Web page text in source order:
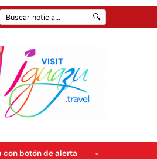
🔍
Carlos Rovira rompió el